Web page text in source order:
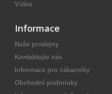
Videa
Informace
Naše prodejny
Kontaktujte nás
Informace pro zákazníky
Obchodní podmínky